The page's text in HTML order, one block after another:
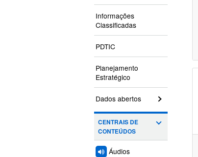
Informações
Classificadas
PDTIC
Planejamento
Estratégico
Dados abertos
CENTRAIS DE
CONTEÚDOS
Áudios